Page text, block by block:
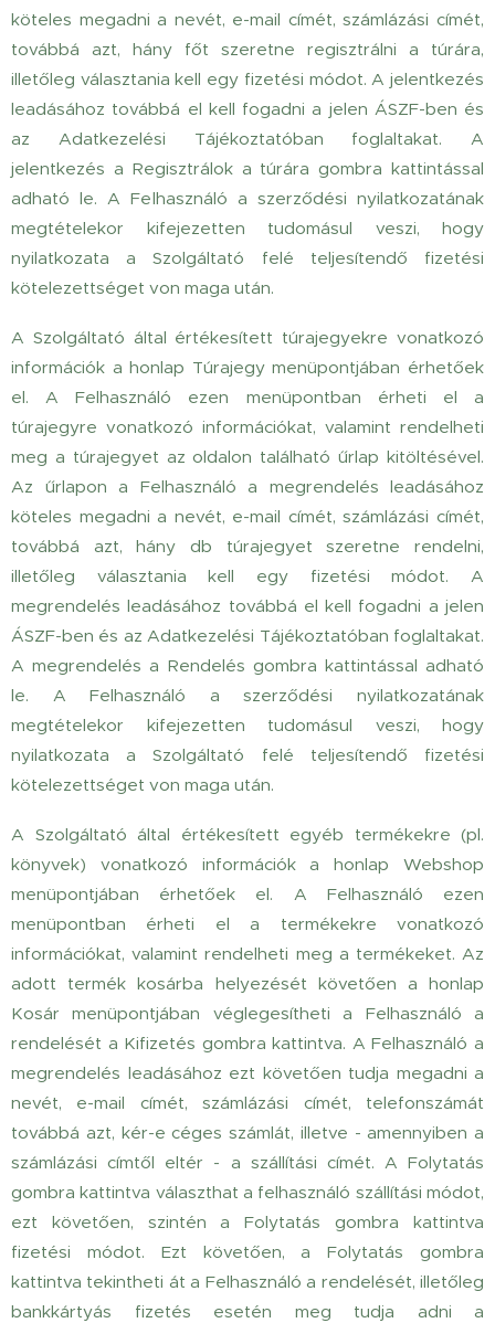
köteles megadni a nevét, e-mail címét, számlázási címét,
továbbá azt, hány főt szeretne regisztrálni a túrára,
illetőleg választania kell egy fizetési módot. A jelentkezés
leadásához továbbá el kell fogadni a jelen ÁSZF-ben és
az Adatkezelési Tájékoztatóban foglaltakat. A
jelentkezés a Regisztrálok a túrára gombra kattintással
adható le. A Felhasználó a szerződési nyilatkozatának
megtételekor kifejezetten tudomásul veszi, hogy
nyilatkozata a Szolgáltató felé teljesítendő fizetési
kötelezettséget von maga után.
A Szolgáltató által értékesített túrajegyekre vonatkozó
információk a honlap Túrajegy menüpontjában érhetőek
el. A Felhasználó ezen menüpontban érheti el a
túrajegyre vonatkozó információkat, valamint rendelheti
meg a túrajegyet az oldalon található űrlap kitöltésével.
Az űrlapon a Felhasználó a megrendelés leadásához
köteles megadni a nevét, e-mail címét, számlázási címét,
továbbá azt, hány db túrajegyet szeretne rendelni,
illetőleg választania kell egy fizetési módot. A
megrendelés leadásához továbbá el kell fogadni a jelen
ÁSZF-ben és az Adatkezelési Tájékoztatóban foglaltakat.
A megrendelés a Rendelés gombra kattintással adható
le. A Felhasználó a szerződési nyilatkozatának
megtételekor kifejezetten tudomásul veszi, hogy
nyilatkozata a Szolgáltató felé teljesítendő fizetési
kötelezettséget von maga után.
A Szolgáltató által értékesített egyéb termékekre (pl.
könyvek) vonatkozó információk a honlap Webshop
menüpontjában érhetőek el. A Felhasználó ezen
menüpontban érheti el a termékekre vonatkozó
információkat, valamint rendelheti meg a termékeket. Az
adott termék kosárba helyezését követően a honlap
Kosár menüpontjában véglegesítheti a Felhasználó a
rendelését a Kifizetés gombra kattintva. A Felhasználó a
megrendelés leadásához ezt követően tudja megadni a
nevét, e-mail címét, számlázási címét, telefonszámát
továbbá azt, kér-e céges számlát, illetve - amennyiben a
számlázási címtől eltér - a szállítási címét. A Folytatás
gombra kattintva választhat a felhasználó szállítási módot,
ezt követően, szintén a Folytatás gombra kattintva
fizetési módot. Ezt követően, a Folytatás gombra
kattintva tekintheti át a Felhasználó a rendelését, illetőleg
bankkártyás fizetés esetén meg tudja adni a